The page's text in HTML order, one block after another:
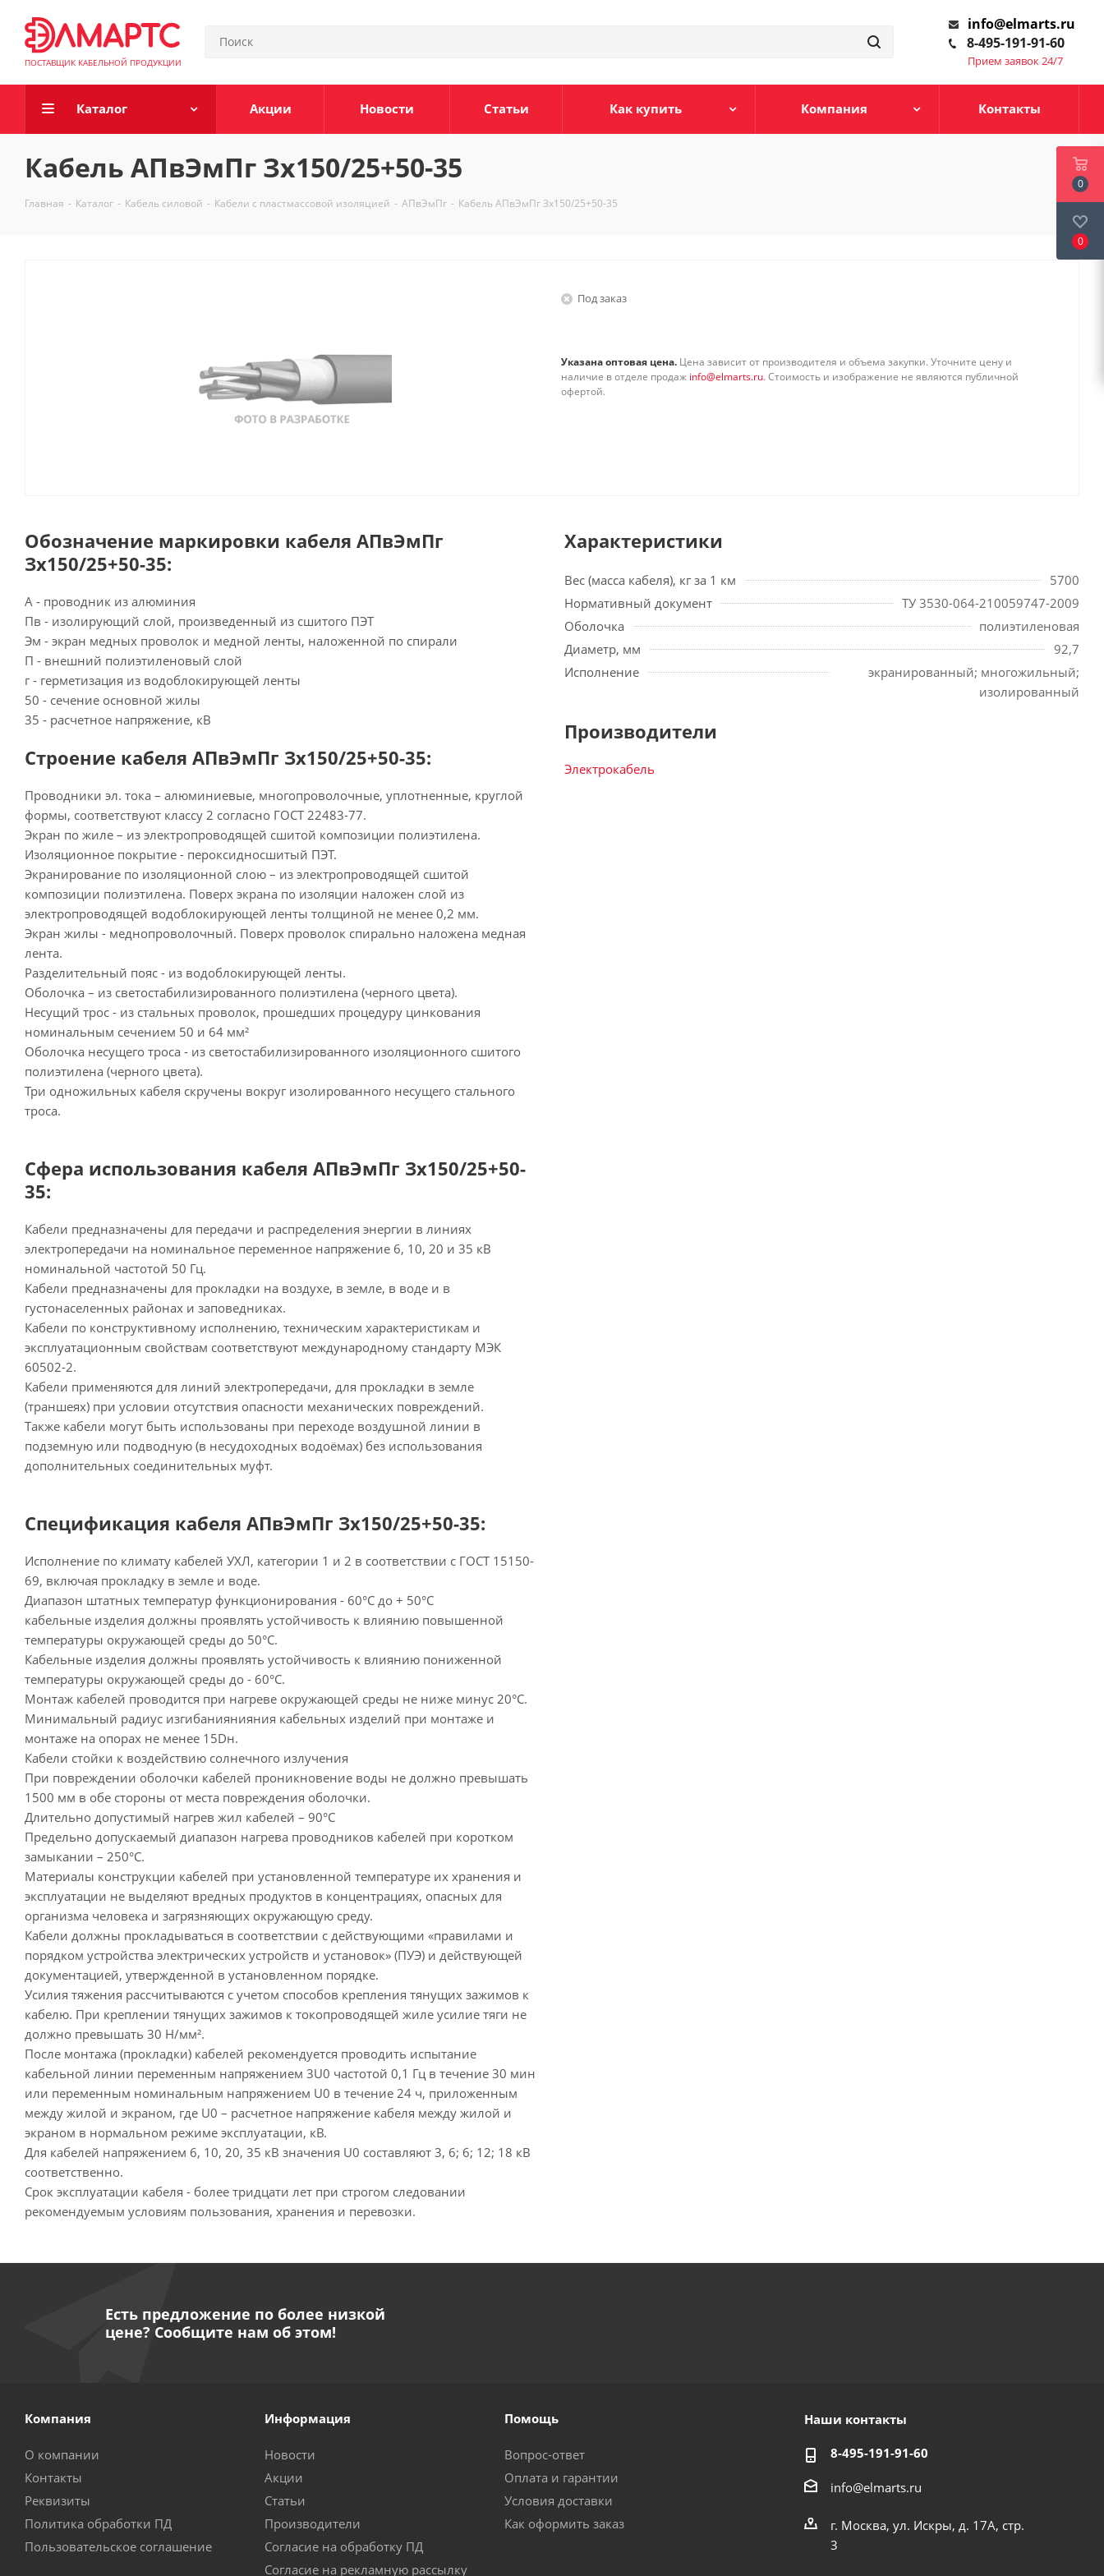
ПОСТАВЩИК КАБЕЛЬНОЙ ПРОДУКЦИИ
info@elmarts.ru
8-495-191-91-60
Прием заявок 24/7
Каталог Акции Новости Статьи Как купить Компания Контакты
Кабель АПвЭмПг Зх150/25+50-35
Главная - Каталог - Кабель силовой - Кабели с пластмассовой изоляцией - АПвЭмПг - Кабель АПвЭмПг Зх150/25+50-35
Под заказ
Указана оптовая цена. Цена зависит от производителя и объема закупки. Уточните цену и
наличие в отделе продаж info@elmarts.ru. Стоимость и изображение не являются публичной
офертой.
Обозначение маркировки кабеля АПвЭмПг
Зх150/25+50-35:
А - проводник из алюминия
Пв - изолирующий слой, произведенный из сшитого ПЭТ
Эм - экран медных проволок и медной ленты, наложенной по спирали
П - внешний полиэтиленовый слой
г - герметизация из водоблокирующей ленты
50 - сечение основной жилы
35 - расчетное напряжение, кВ
Строение кабеля АПвЭмПг Зх150/25+50-35:
Проводники эл. тока – алюминиевые, многопроволочные, уплотненные, круглой
формы, соответствуют классу 2 согласно ГОСТ 22483-77.
Экран по жиле – из электропроводящей сшитой композиции полиэтилена.
Изоляционное покрытие - пероксидносшитый ПЭТ.
Экранирование по изоляционной слою – из электропроводящей сшитой
композиции полиэтилена. Поверх экрана по изоляции наложен слой из
электропроводящей водоблокирующей ленты толщиной не менее 0,2 мм.
Экран жилы - меднопроволочный. Поверх проволок спирально наложена медная
лента.
Разделительный пояс - из водоблокирующей ленты.
Оболочка – из светостабилизированного полиэтилена (черного цвета).
Несущий трос - из стальных проволок, прошедших процедуру цинкования
номинальным сечением 50 и 64 мм²
Оболочка несущего троса - из светостабилизированного изоляционного сшитого
полиэтилена (черного цвета).
Три одножильных кабеля скручены вокруг изолированного несущего стального
троса.
Сфера использования кабеля АПвЭмПг Зх150/25+50-
35:
Кабели предназначены для передачи и распределения энергии в линиях
электропередачи на номинальное переменное напряжение 6, 10, 20 и 35 кВ
номинальной частотой 50 Гц.
Кабели предназначены для прокладки на воздухе, в земле, в воде и в
густонаселенных районах и заповедниках.
Кабели по конструктивному исполнению, техническим характеристикам и
эксплуатационным свойствам соответствуют международному стандарту МЭК
60502-2.
Кабели применяются для линий электропередачи, для прокладки в земле
(траншеях) при условии отсутствия опасности механических повреждений.
Также кабели могут быть использованы при переходе воздушной линии в
подземную или подводную (в несудоходных водоёмах) без использования
дополнительных соединительных муфт.
Спецификация кабеля АПвЭмПг Зх150/25+50-35:
Исполнение по климату кабелей УХЛ, категории 1 и 2 в соответствии с ГОСТ 15150-
69, включая прокладку в земле и воде.
Диапазон штатных температур функционирования - 60°С до + 50°С
кабельные изделия должны проявлять устойчивость к влиянию повышенной
температуры окружающей среды до 50°С.
Кабельные изделия должны проявлять устойчивость к влиянию пониженной
температуры окружающей среды до - 60°С.
Монтаж кабелей проводится при нагреве окружающей среды не ниже минус 20°С.
Минимальный радиус изгибаниянияния кабельных изделий при монтаже и
монтаже на опорах не менее 15Dн.
Кабели стойки к воздействию солнечного излучения
При повреждении оболочки кабелей проникновение воды не должно превышать
1500 мм в обе стороны от места повреждения оболочки.
Длительно допустимый нагрев жил кабелей – 90°С
Предельно допускаемый диапазон нагрева проводников кабелей при коротком
замыкании – 250°С.
Материалы конструкции кабелей при установленной температуре их хранения и
эксплуатации не выделяют вредных продуктов в концентрациях, опасных для
организма человека и загрязняющих окружающую среду.
Кабели должны прокладываться в соответствии с действующими «правилами и
порядком устройства электрических устройств и установок» (ПУЭ) и действующей
документацией, утвержденной в установленном порядке.
Усилия тяжения рассчитываются с учетом способов крепления тянущих зажимов к
кабелю. При креплении тянущих зажимов к токопроводящей жиле усилие тяги не
должно превышать 30 Н/мм².
После монтажа (прокладки) кабелей рекомендуется проводить испытание
кабельной линии переменным напряжением 3U0 частотой 0,1 Гц в течение 30 мин
или переменным номинальным напряжением U0 в течение 24 ч, приложенным
между жилой и экраном, где U0 – расчетное напряжение кабеля между жилой и
экраном в нормальном режиме эксплуатации, кВ.
Для кабелей напряжением 6, 10, 20, 35 кВ значения U0 составляют 3, 6; 6; 12; 18 кВ
соответственно.
Срок эксплуатации кабеля - более тридцати лет при строгом следовании
рекомендуемым условиям пользования, хранения и перевозки.
Характеристики
Вес (масса кабеля), кг за 1 км
5700
Нормативный документ
ТУ 3530-064-210059747-2009
Оболочка
полиэтиленовая
Диаметр, мм
92,7
Исполнение
экранированный; многожильный;
изолированный
Производители
Электрокабель
Есть предложение по более низкой
цене? Сообщите нам об этом!
Компания
О компании
Контакты
Реквизиты
Политика обработки ПД
Пользовательское соглашение
Информация
Новости
Акции
Статьи
Производители
Согласие на обработку ПД
Согласие на рекламную рассылку
Помощь
Вопрос-ответ
Оплата и гарантии
Условия доставки
Как оформить заказ
Наши контакты
8-495-191-91-60
info@elmarts.ru
г. Москва, ул. Искры, д. 17А, стр.
3
0
0